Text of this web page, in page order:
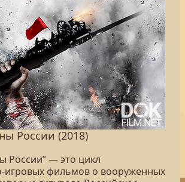
России (2018)
России” — это цикл
игровых фильмов о вооруженных